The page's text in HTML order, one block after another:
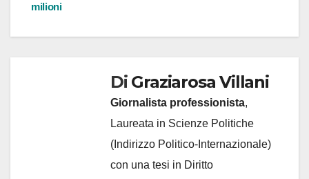
milioni
Di Graziarosa Villani
Giornalista professionista,
Laureata in Scienze Politiche
(Indirizzo Politico-Internazionale)
con una tesi in Diritto